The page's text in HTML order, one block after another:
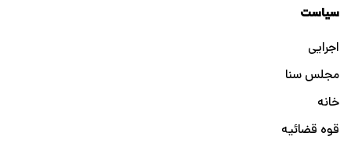
سیاست
اجرایی
مجلس سنا
خانه
قوه قضائیه